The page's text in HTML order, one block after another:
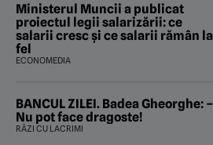
Ministerul Muncii a publicat
proiectul legii salarizării: ce
salarii cresc și ce salarii rămân la
fel
ECONOMEDIA
BANCUL ZILEI. Badea Gheorghe: –
Nu pot face dragoste!
RÂZI CU LACRIMI